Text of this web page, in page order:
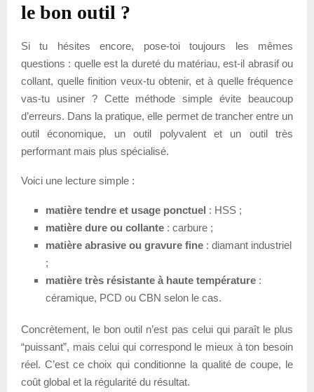
le bon outil ?
Si tu hésites encore, pose-toi toujours les mêmes
questions : quelle est la dureté du matériau, est-il abrasif ou
collant, quelle finition veux-tu obtenir, et à quelle fréquence
vas-tu usiner ? Cette méthode simple évite beaucoup
d’erreurs. Dans la pratique, elle permet de trancher entre un
outil économique, un outil polyvalent et un outil très
performant mais plus spécialisé.
Voici une lecture simple :
matière tendre et usage ponctuel : HSS ;
matière dure ou collante : carbure ;
matière abrasive ou gravure fine : diamant industriel
;
matière très résistante à haute température :
céramique, PCD ou CBN selon le cas.
Concrètement, le bon outil n’est pas celui qui paraît le plus
“puissant”, mais celui qui correspond le mieux à ton besoin
réel. C’est ce choix qui conditionne la qualité de coupe, le
coût global et la régularité du résultat.